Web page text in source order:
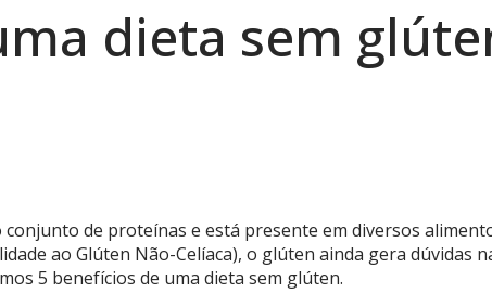
dieta sem
de proteínas e está presente em diversos
ao Glúten Não-Celíaca), o glúten ainda gera dúvidas
5 benefícios de uma dieta sem glúten.